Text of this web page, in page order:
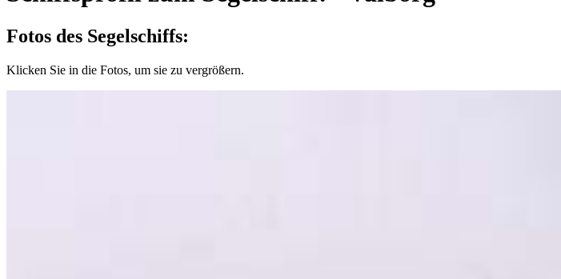
Fotos des Segelschiffs:
Klicken Sie in die Fotos, um sie zu vergrößern.